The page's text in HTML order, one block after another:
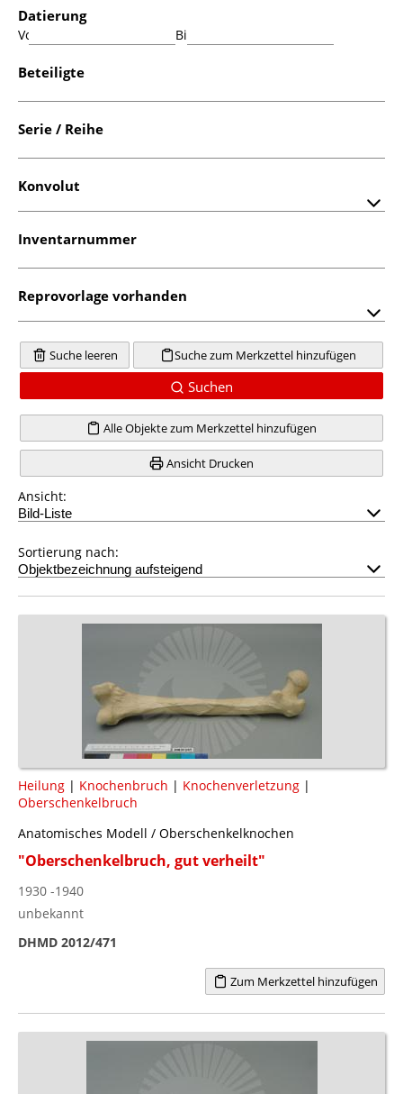
Datierung
Von: Bis:
Beteiligte
Serie / Reihe
Konvolut
Inventarnummer
Reprovorlage vorhanden
Suche leeren Suche zum Merkzettel hinzufügen
Suchen
Alle Objekte zum Merkzettel hinzufügen
Ansicht Drucken
Ansicht:
Sortierung nach:
Heilung | Knochenbruch | Knochenverletzung |
Oberschenkelbruch
Anatomisches Modell / Oberschenkelknochen
"Oberschenkelbruch, gut verheilt"
1930 -1940
unbekannt
DHMD 2012/471
Zum Merkzettel hinzufügen